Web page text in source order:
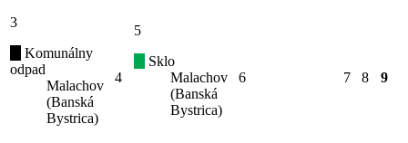
3
Komunálny
odpad
Malachov
(Banská
Bystrica)
4
5
Sklo
Malachov
(Banská
Bystrica)
6 7 8 9